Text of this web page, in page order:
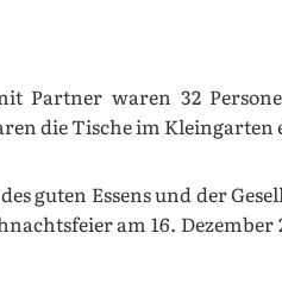
waren 32
die Tische im Kleingarten
guten Essens und der
am 16. Dezember